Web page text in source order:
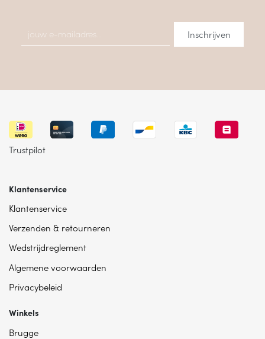
Trustpilot
Klantenservice
Klantenservice
Verzenden & retourneren
Wedstrijdreglement
Algemene voorwaarden
Privacybeleid
Winkels
Brugge